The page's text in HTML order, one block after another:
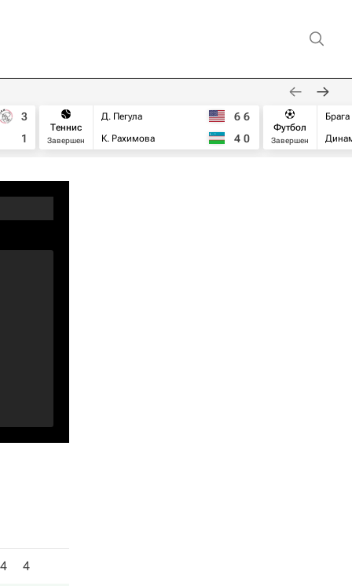
3
1
Теннис
Завершен
Д. Пегула
К. Рахимова
6 6
4 0
Футбол
Завершен
Брага
4 4